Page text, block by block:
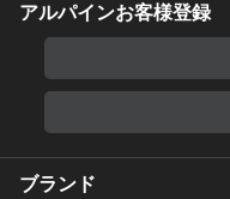
アルパインお客様登録
ブランド